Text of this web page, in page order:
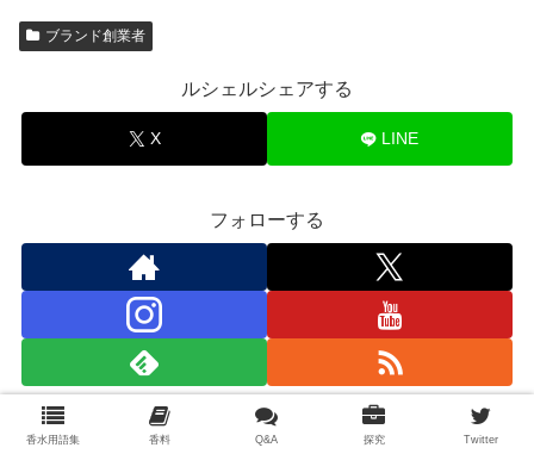
ブランド創業者
ルシェルシェアする
X LINE
フォローする
香水用語集 香料 Q&A 探究 Twitter